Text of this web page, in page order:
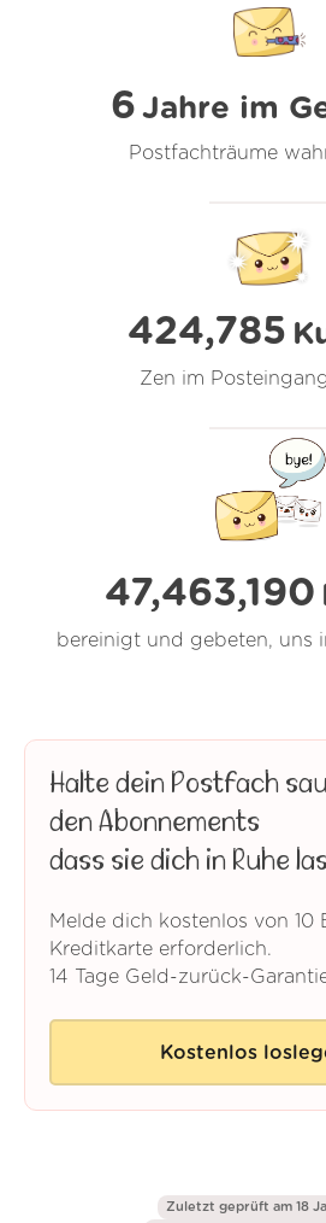
6 Jahre im
Postfachträume
424,785
Zen im
47,463,192
bereinigt und gebeten, uns
Halte dein Postfach
den Abonnements
dass sie dich in Ruhe
Melde dich kostenlos von 10
Kreditkarte erforderlich.
14 Tage Geld-zurück-
Kostenlos
Zuletzt geprüft am 18